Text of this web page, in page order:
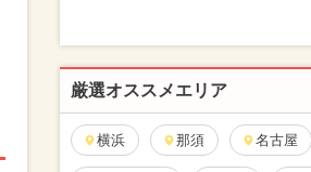
厳選オススメエリア
横浜 那須 名古屋